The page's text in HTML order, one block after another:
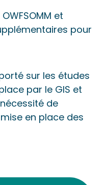
et
pour
sur les études
par le GIS et
de
en place des